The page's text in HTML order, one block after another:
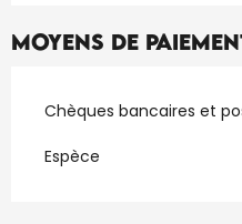
Moyens de
Chèques bancaires et
Espèce